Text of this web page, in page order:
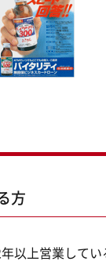
方
以上営業して